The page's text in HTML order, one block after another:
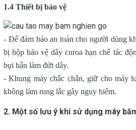
1.4 Thiết bị bảo vệ
- Để đảm bảo an toàn cho người dùng
bị hộp bảo vệ dây curoa hạn chế tác
bụi bẩn làm đứt dây.
- Khung máy chắc chắn, giữ cho máy
không làm rung lắc gây nguy hiểm.
2. Một số lưu ý khi sử dụng máy